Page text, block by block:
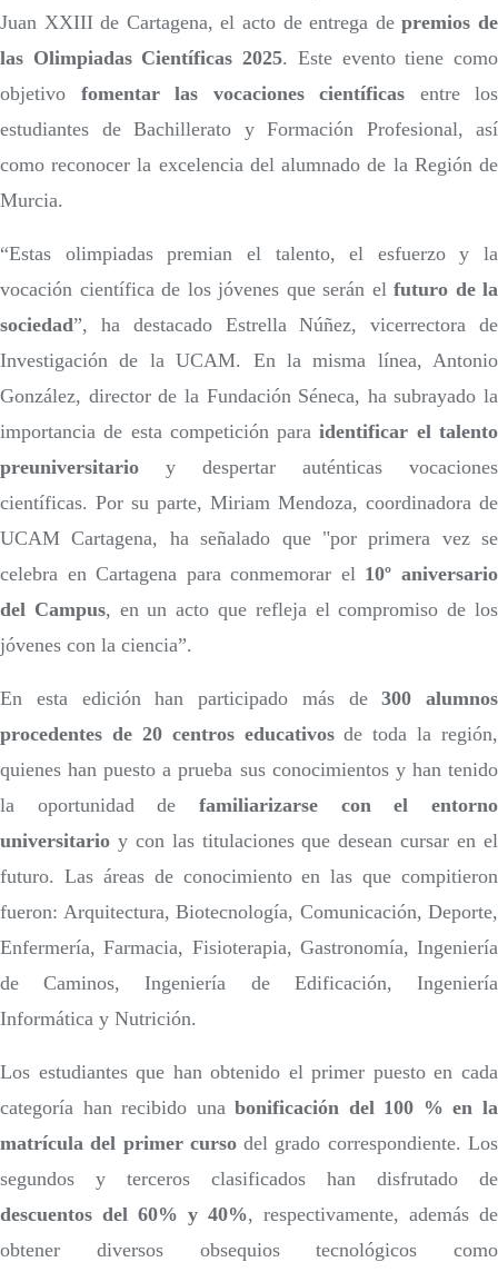
Juan XXIII de Cartagena, el acto de entrega depremios de
las Olimpiadas Científicas 2025. Este evento tiene como
objetivo fomentar las vocaciones científicas entre los
estudiantes de Bachillerato y Formación Profesional, así
como reconocer la excelencia del alumnado de la Región de
Murcia.
“Estas olimpiadas premian el talento, el esfuerzo y la
vocación científica de los jóvenes que serán el futuro de la
sociedad”, ha destacado Estrella Núñez, vicerrectora de
Investigación de la UCAM. En la misma línea, Antonio
González, director de la Fundación Séneca, ha subrayado la
importancia de esta competición paraidentificar el talento
preuniversitario y despertar auténticas vocaciones
científicas. Por su parte, Miriam Mendoza, coordinadora de
UCAM Cartagena, ha señalado que "por primera vez se
celebra en Cartagena para conmemorar el 10º aniversario
del Campus, en un acto que refleja el compromiso de los
jóvenes con la ciencia”.
En esta edición han participado más de300 alumnos
procedentes de 20 centros educativosde toda la región,
quienes han puesto a prueba sus conocimientos y han tenido
la oportunidad de familiarizarse con el entorno
universitario y con las titulaciones que desean cursar en el
futuro. Las áreas de conocimiento en las que compitieron
fueron: Arquitectura, Biotecnología, Comunicación, Deporte,
Enfermería, Farmacia, Fisioterapia, Gastronomía, Ingeniería
de Caminos, Ingeniería de Edificación, Ingeniería
Informática y Nutrición.
Los estudiantes que han obtenido el primer puesto en cada
categoría han recibido unabonificación del 100 % en la
matrícula del primer cursodel grado correspondiente. Los
segundos y terceros clasificados han disfrutado de
descuentos del 60% y 40%, respectivamente, además de
obtener diversos obsequios tecnológicos como